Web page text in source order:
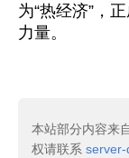
为“热经济”，
力量。
本站部分内容来
权请联系 server-